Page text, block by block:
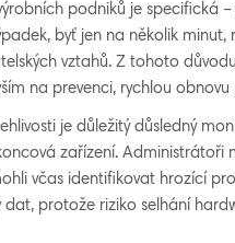
podniků je specifická
byť jen na několik
vztahů. Z tohoto
na prevenci, rychlou
je důležitý důsledný
zařízení. Administrátoři
včas identifikovat hrozící
protože riziko selhání